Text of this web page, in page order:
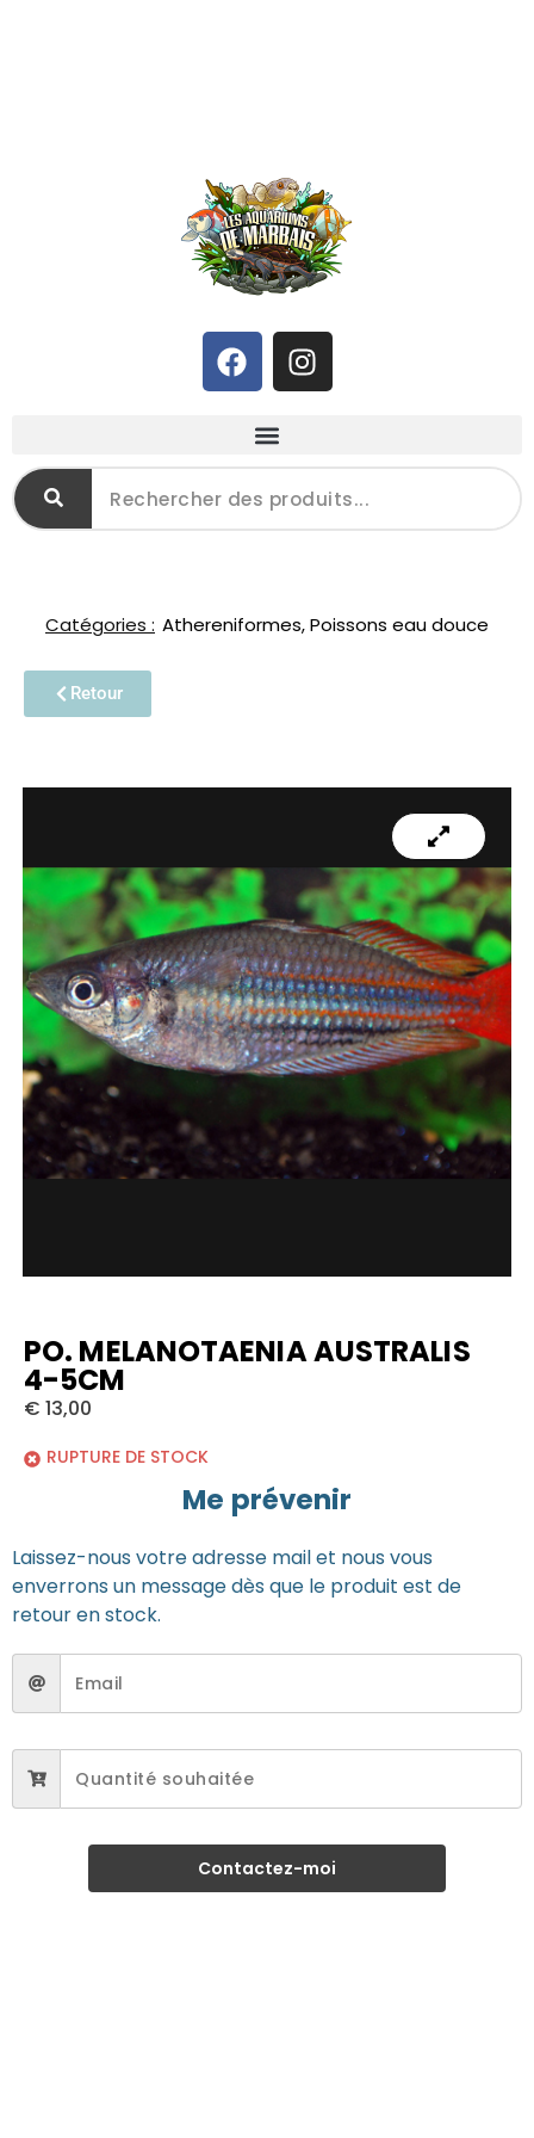
Catégories : Athereniformes,Poissons eau douce
Retour
PO. MELANOTAENIA AUSTRALIS
4-5CM
€ 13,00
RUPTURE DE STOCK
Me prévenir
Laissez-nous votre adresse mail et nous vous
enverrons un message dès que le produit est de
retour en stock.
Contactez-moi